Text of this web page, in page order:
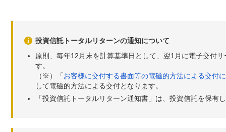
投資信託トータルリターンの通知について
原則、毎年12月末を計算基準日として、翌1月に電子交付
す。
（※）「お客様に交付する書面等の電磁的方法による交付
して電磁的方法による交付となります。
「投資信託トータルリターン通知書」は、投資信託を保有